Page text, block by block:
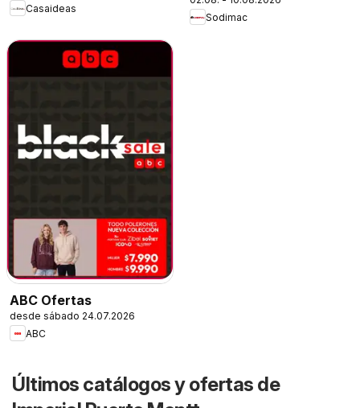
Casaideas
Sodimac
ABC Ofertas
desde sábado 24.07.2026
ABC
Últimos catálogos y ofertas de